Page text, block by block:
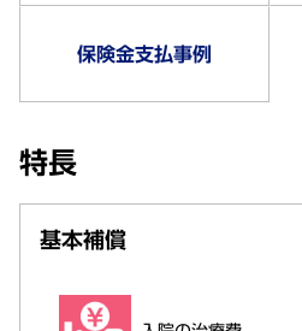
保険金支払事例
特長
基本補償